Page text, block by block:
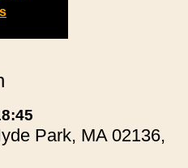
Park, MA 02136,